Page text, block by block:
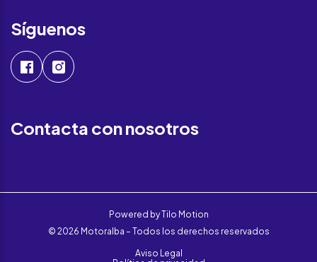
Síguenos
Contacta con nosotros
Powered byTilo Motion
© 2026 Motoralba – Todos los derechos reservados
Aviso Legal